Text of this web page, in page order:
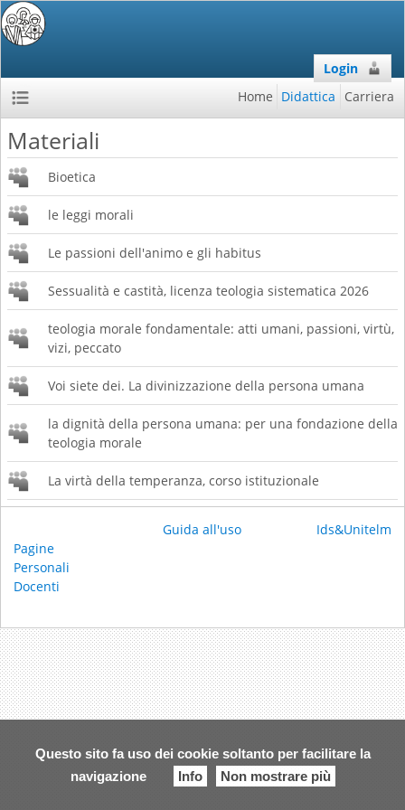
Questo sito fa uso dei cookie soltanto per facilitare la
navigazione
Info Non mostrare più
Login
Home Didattica Carriera
Materiali
Bioetica
le leggi morali
Le passioni dell'animo e gli habitus
Sessualità e castità, licenza teologia sistematica 2026
teologia morale fondamentale: atti umani, passioni, virtù,
vizi, peccato
Voi siete dei. La divinizzazione della persona umana
la dignità della persona umana: per una fondazione della
teologia morale
La virtà della temperanza, corso istituzionale
Pagine
Personali
Docenti
Guida all'uso Ids&Unitelm